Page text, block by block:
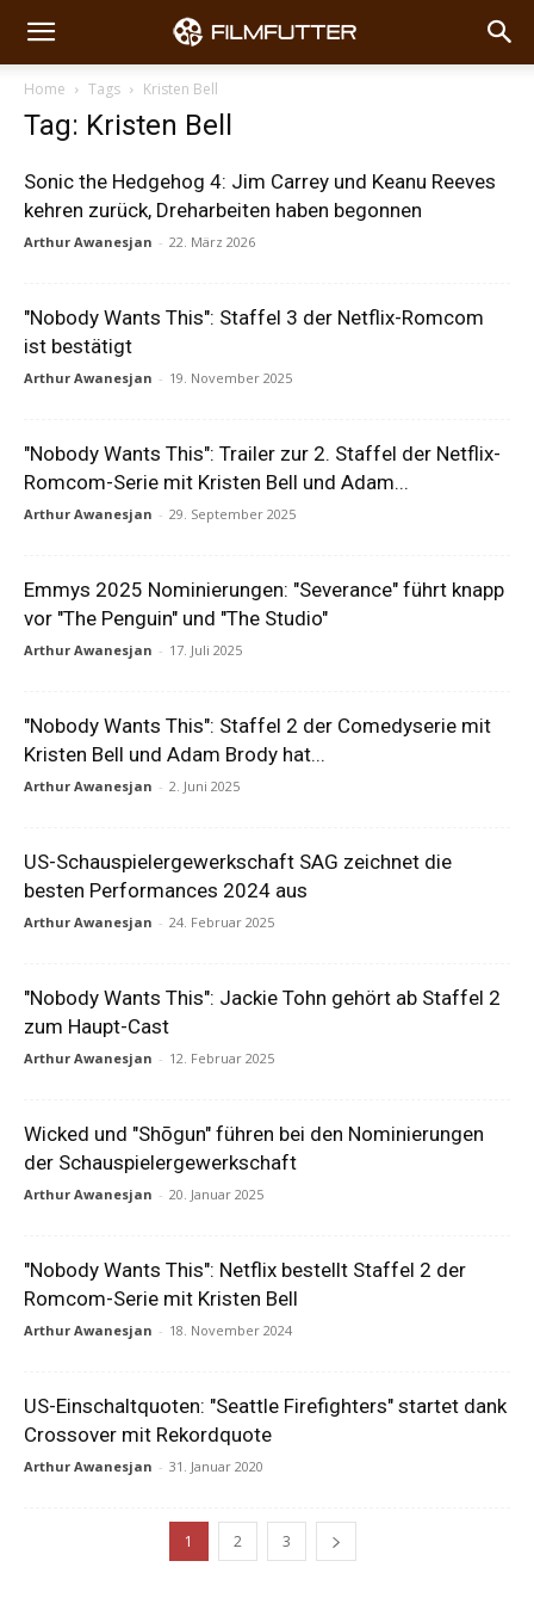
Home Tags Kristen Bell
Tag: Kristen Bell
Sonic the Hedgehog 4: Jim Carrey und Keanu Reeves
kehren zurück, Dreharbeiten haben begonnen
Arthur Awanesjan - 22. März 2026
"Nobody Wants This": Staffel 3 der Netflix-Romcom
ist bestätigt
Arthur Awanesjan - 19. November 2025
"Nobody Wants This": Trailer zur 2. Staffel der Netflix-
Romcom-Serie mit Kristen Bell und Adam...
Arthur Awanesjan - 29. September 2025
Emmys 2025 Nominierungen: "Severance" führt knapp
vor "The Penguin" und "The Studio"
Arthur Awanesjan - 17. Juli 2025
"Nobody Wants This": Staffel 2 der Comedyserie mit
Kristen Bell und Adam Brody hat...
Arthur Awanesjan - 2. Juni 2025
US-Schauspielergewerkschaft SAG zeichnet die
besten Performances 2024 aus
Arthur Awanesjan - 24. Februar 2025
"Nobody Wants This": Jackie Tohn gehört ab Staffel 2
zum Haupt-Cast
Arthur Awanesjan - 12. Februar 2025
Wicked und "Shōgun" führen bei den Nominierungen
der Schauspielergewerkschaft
Arthur Awanesjan - 20. Januar 2025
"Nobody Wants This": Netflix bestellt Staffel 2 der
Romcom-Serie mit Kristen Bell
Arthur Awanesjan - 18. November 2024
US-Einschaltquoten: "Seattle Firefighters" startet dank
Crossover mit Rekordquote
Arthur Awanesjan - 31. Januar 2020
1 2 3